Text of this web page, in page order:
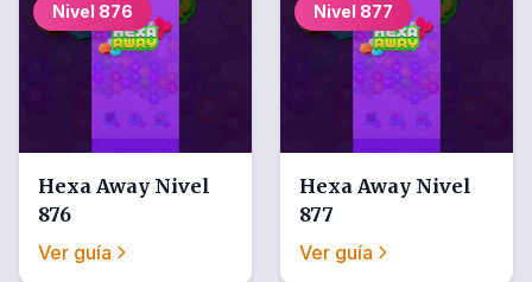
Nivel 876
Hexa Away Nivel
876
Ver guía
Nivel 877
Hexa Away Nivel
877
Ver guía